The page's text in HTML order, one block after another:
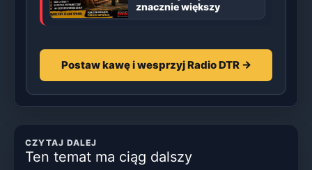
znacznie większy
Postaw kawę i wesprzyj Radio DTR →
CZYTAJ DALEJ
Ten temat ma ciąg dalszy